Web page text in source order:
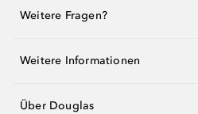
Weitere Fragen?
Weitere Informationen
Über Douglas